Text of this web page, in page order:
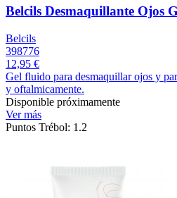
Belcils Desmaquillante Ojos
Belcils
398776
12,95 €
Gel fluido para desmaquillar ojos y
y oftalmicamente.
Disponible próximamente
Ver más
Puntos Trébol: 1.2